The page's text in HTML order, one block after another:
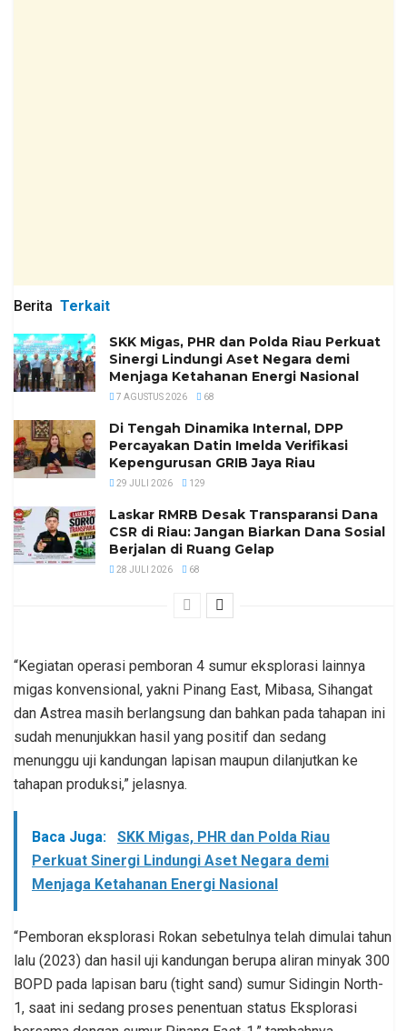
Berita Terkait
SKK Migas, PHR dan Polda Riau Perkuat
Sinergi Lindungi Aset Negara demi
Menjaga Ketahanan Energi Nasional
7 AGUSTUS 2026 68
Di Tengah Dinamika Internal, DPP
Percayakan Datin Imelda Verifikasi
Kepengurusan GRIB Jaya Riau
29 JULI 2026 129
Laskar RMRB Desak Transparansi Dana
CSR di Riau: Jangan Biarkan Dana Sosial
Berjalan di Ruang Gelap
28 JULI 2026 68
“Kegiatan operasi pemboran 4 sumur eksplorasi lainnya
migas konvensional, yakni Pinang East, Mibasa, Sihangat
dan Astrea masih berlangsung dan bahkan pada tahapan ini
sudah menunjukkan hasil yang positif dan sedang
menunggu uji kandungan lapisan maupun dilanjutkan ke
tahapan produksi,” jelasnya.
Baca Juga:
SKK Migas, PHR dan Polda Riau
Perkuat Sinergi Lindungi Aset Negara demi
Menjaga Ketahanan Energi Nasional
“Pemboran eksplorasi Rokan sebetulnya telah dimulai tahun
lalu (2023) dan hasil uji kandungan berupa aliran minyak 300
BOPD pada lapisan baru (tight sand) sumur Sidingin North-
1, saat ini sedang proses penentuan status Eksplorasi